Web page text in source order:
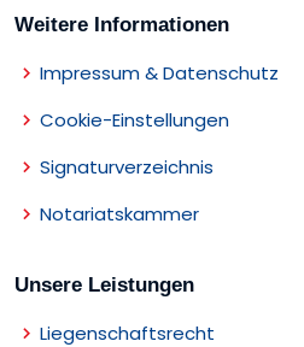
Weitere Informationen
Impressum & Datenschutz
Cookie-Einstellungen
Signaturverzeichnis
Notariatskammer
Unsere Leistungen
Liegenschaftsrecht